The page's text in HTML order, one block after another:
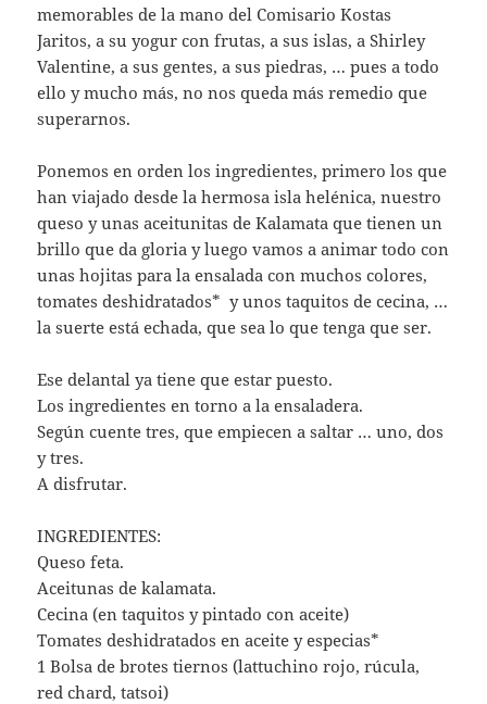
memorables de la mano del Comisario Kostas
Jaritos, a su yogur con frutas, a sus islas, a Shirley
Valentine, a sus gentes, a sus piedras, … pues a todo
ello y mucho más, no nos queda más remedio que
superarnos.
Ponemos en orden los ingredientes, primero los que
han viajado desde la hermosa isla helénica, nuestro
queso y unas aceitunitas de Kalamata que tienen un
brillo que da gloria y luego vamos a animar todo con
unas hojitas para la ensalada con muchos colores,
tomates deshidratados* y unos taquitos de cecina, …
la suerte está echada, que sea lo que tenga que ser.
Ese delantal ya tiene que estar puesto.
Los ingredientes en torno a la ensaladera.
Según cuente tres, que empiecen a saltar … uno, dos
y tres.
A disfrutar.
INGREDIENTES:
Queso feta.
Aceitunas de kalamata.
Cecina (en taquitos y pintado con aceite)
Tomates deshidratados en aceite y especias*
1 Bolsa de brotes tiernos (lattuchino rojo, rúcula,
red chard, tatsoi)